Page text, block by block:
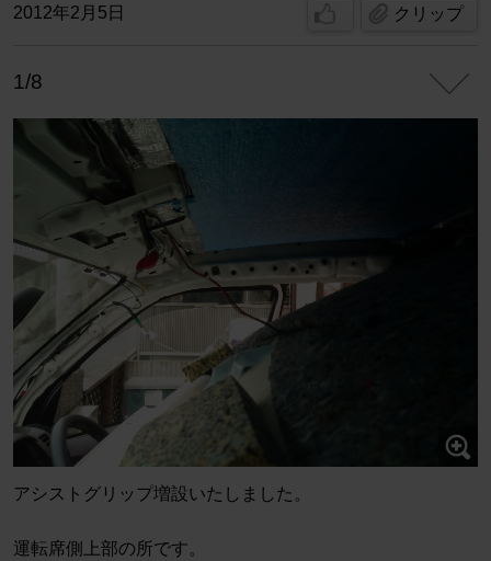
2012年2月5日 クリップ
1/8
アシストグリップ増設いたしました。
運転席側上部の所です。